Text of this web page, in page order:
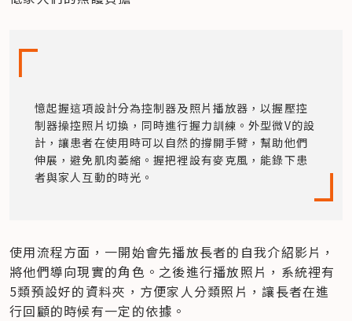
憶起握這項設計分為控制器及照片播放器，以握壓控
制器操控照片切換，同時進行握力訓練。外型微V的設
計，讓患者在使用時可以自然的撐開手臂，幫助他們
伸展，避免肌肉萎縮。握把裡設有麥克風，能錄下患
者與家人互動的時光。
使用流程方面，一開始會先播放長者的自我介紹影片，
將他們導向現實的角色。之後進行播放照片，系統裡有
5類預設好的資料夾，方便家人分類照片，讓長者在進
行回顧的時候有一定的依據。